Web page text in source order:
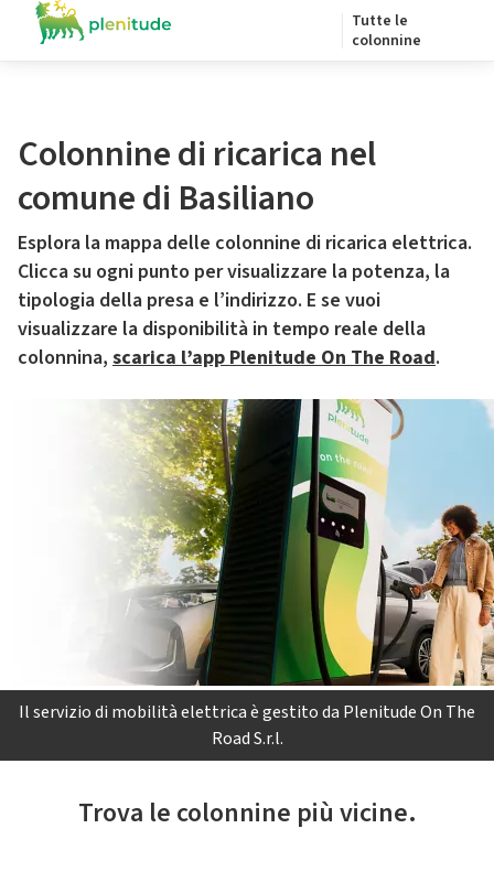
Tutte le
colonnine
Colonnine di ricarica nel
comune di Basiliano
Esplora la mappa delle colonnine di ricarica elettrica.
Clicca su ogni punto per visualizzare la potenza, la
tipologia della presa e l’indirizzo. E se vuoi
visualizzare la disponibilità in tempo reale della
colonnina, scarica l’app Plenitude On The Road.
Il servizio di mobilità elettrica è gestito da Plenitude On The
Road S.r.l.
Trova le colonnine più vicine.